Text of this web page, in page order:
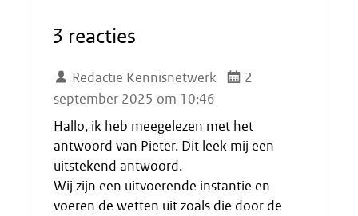
3 reacties
Redactie Kennisnetwerk
2
september 2025 om 10:46
Hallo, ik heb meegelezen met het
antwoord van Pieter. Dit leek mij een
uitstekend antwoord.
Wij zijn een uitvoerende instantie en
voeren de wetten uit zoals die door de